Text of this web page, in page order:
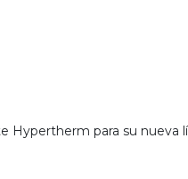
Hypertherm para su nueva